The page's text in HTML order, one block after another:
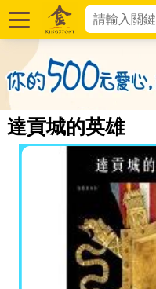
達貢城的英雄